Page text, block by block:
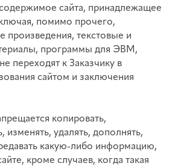
сайта, принадлежащее
помимо прочего,
произведения, текстовые и
программы для ЭВМ,
переходят к Заказчику в
сайтом и заключения
копировать,
изменять, удалять, дополнять,
какую-либо информацию,
кроме случаев, когда такая